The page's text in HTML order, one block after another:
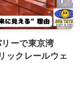
リーで東京湾
ックレールウェ